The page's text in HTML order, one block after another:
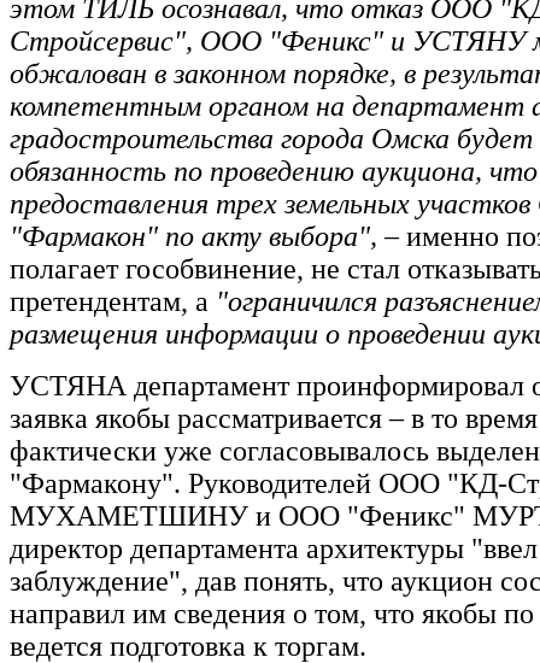
этом ТИЛЬ осознавал, что отказ ООО
Стройсервис", ООО "Феникс" и
обжалован в законном порядке, в
компетентным органом на департамент
градостроительства города Омска будет
обязанность по проведению аукциона,
предоставления трех земельных
"Фармакон" по акту выбора", – именно
полагает гособвинение, не стал
претендентам, а "ограничился
размещения информации о проведении
УСТЯНА департамент проинформировал
заявка якобы рассматривается – в то
фактически уже согласовывалось
"Фармакону". Руководителей ООО "КД-
МУХАМЕТШИНУ и ООО "Феникс"
директор департамента архитектуры
заблуждение", дав понять, что аукцион
направил им сведения о том, что якобы
ведется подготовка к торгам.